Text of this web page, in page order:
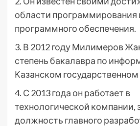
области программирования
программного обеспечения.
3. В 2012 году Милимеров
степень бакалавра по
Казанском государственном
4. С 2013 года он работает в
технологической компании,
должность главного